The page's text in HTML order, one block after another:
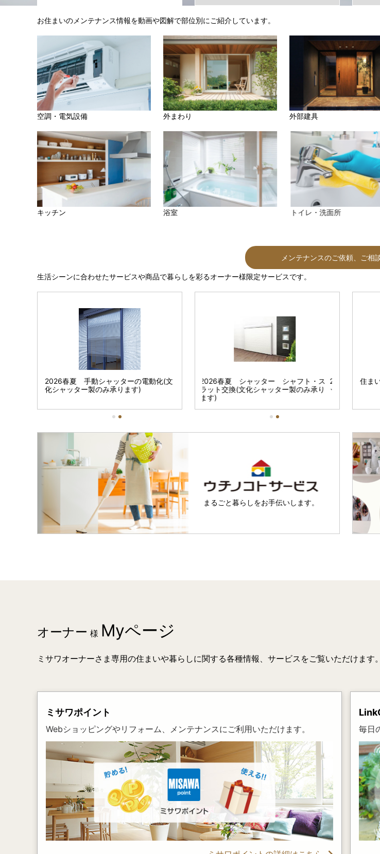
お住まいのメンテナンス情報を動画や図解で部位別にご紹介しています。
空調・電気設備 外まわり 外部建具
キッチン 浴室 トイレ・洗面所
メンテナンスのご依頼、ご相
生活シーンに合わせたサービスや商品で暮らしを彩るオーナー様限定サービスです。
2026春夏 手動シャッターの電動化(文
化シャッター製のみ承ります)
フローリング・造作材補修セット H造作
シリーズ
ECO ONEハイブリ2026春夏 シャッター シャフト・ス
ラット交換(文化シャッター製のみ承り
2026春夏 リンナイECO ONEハイブリ
ッド給湯システム
2026春夏 シ
コートフックレール 住まいのピカピカセット コー
まるごと暮らしをお手伝いします。
オーナー 様 Myページ
ミサワオーナーさま専用の住まいや暮らしに関する各種情報、サービスをご覧いただけます。
ミサワポイント
Webショッピングやリフォーム、メンテナンスにご利用いただけます。 毎日